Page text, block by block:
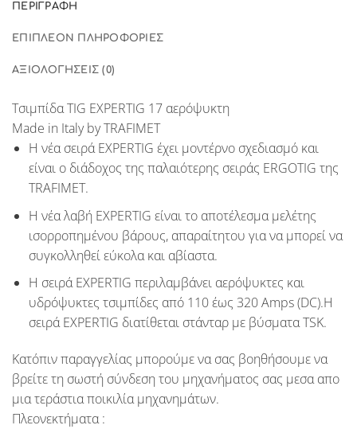
ΠΕΡΙΓΡΑΦΉ
ΕΠΙΠΛΈΟΝ ΠΛΗΡΟΦΟΡΊΕΣ
ΑΞΙΟΛΟΓΉΣΕΙΣ (0)
Τσιμπίδα TIG EXPERTIG 17 αερόψυκτη
Made in Italy by TRAFIMET
Η νέα σειράEXPERTIG έχει μοντέρνο σχεδιασμό και
είναι ο διάδοχος της παλαιότερης σειράς ERGOTIG της
TRAFIMET.
Η νέα λαβή EXPERTIG είναι το αποτέλεσμα μελέτης
ισορροπημένου βάρους, απαραίτητου για να μπορεί να
συγκολληθεί εύκολα και αβίαστα.
Η σειράEXPERTIG περιλαμβάνει αερόψυκτες και
υδρόψυκτες τσιμπίδες από 110 έως 320 Amps (DC).Η
σειρά EXPERTIG διατίθεται στάνταρ με βύσματα TSK.
Κατόπιν παραγγελίας μπορούμε να σας βοηθήσουμε να
βρείτε τη σωστή σύνδεση του μηχανήματος σας μεσα απο
μια τεράστια ποικιλία μηχανημάτων.
Πλεονεκτήματα :